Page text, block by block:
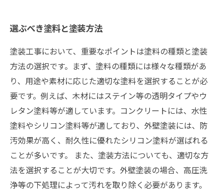
選ぶべき塗料と塗装方法
塗装工事において、重要なポイントは塗料の種類と塗装
方法の選択です。まず、塗料の種類には様々な種類があ
り、用途や素材に応じた適切な塗料を選択することが必
要です。例えば、木材にはステイン等の透明タイプやウ
レタン塗料等が適しています。コンクリートには、水性
塗料やシリコン塗料等が適しており、外壁塗装には、防
汚効果が高く、耐久性に優れたシリコン塗料が選ばれる
ことが多いです。 また、塗装方法についても、適切な方
法を選択することが大切です。外壁塗装の場合、高圧洗
浄等の下処理によって汚れを取り除く必要があります。